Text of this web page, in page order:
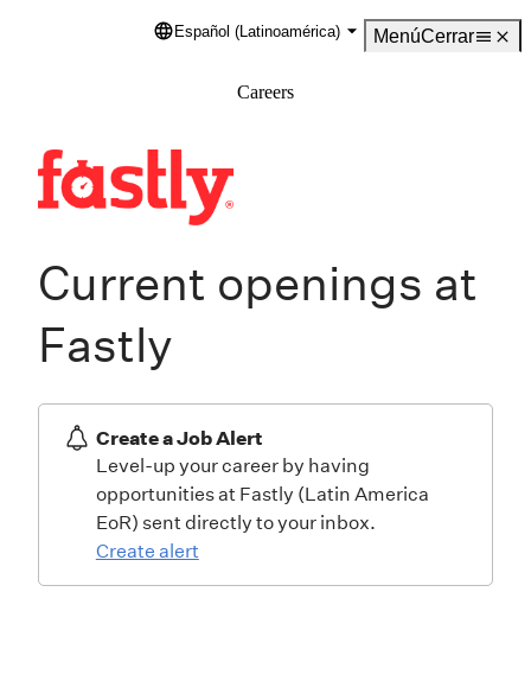
Language
Español (Latinoamérica) MenúCerrar
Careers